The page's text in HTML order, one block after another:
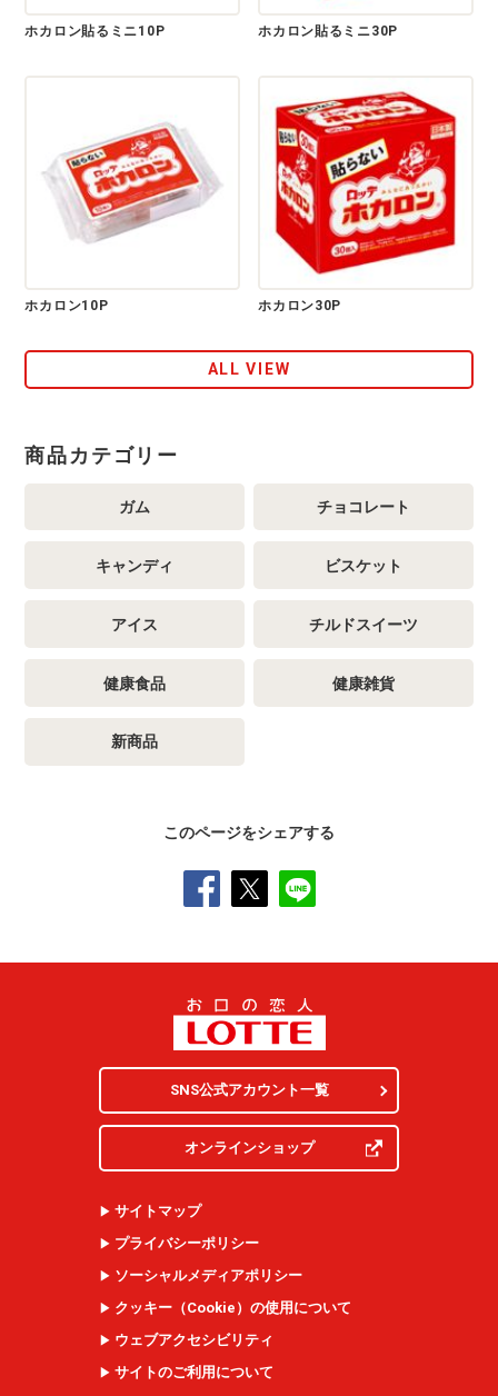
ホカロン貼るミニ10P ホカロン貼るミニ30P
ホカロン10P ホカロン30P
ALL VIEW
商品カテゴリー
ガム チョコレート
キャンディ ビスケット
アイス チルドスイーツ
健康食品 健康雑貨
新商品
このページをシェアする
SNS公式アカウント一覧
オンラインショップ
サイトマップ
プライバシーポリシー
ソーシャルメディアポリシー
クッキー（Cookie ）の使用について
ウェブアクセシビリティ
サイトのご利用について